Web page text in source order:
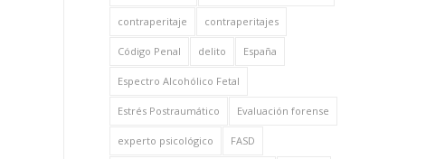
contraperitaje contraperitajes
Código Penal delito España
Espectro Alcohólico Fetal
Estrés Postraumático Evaluación forense
experto psicológico FASD